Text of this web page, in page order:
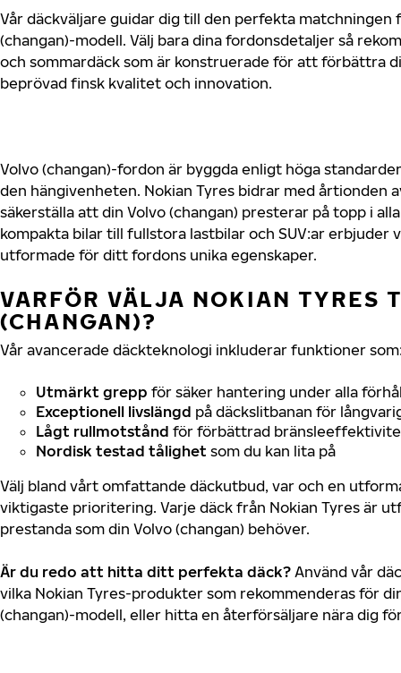
Vår däckväljare guidar dig till den perfekta matchningen
(changan)-modell. Välj bara dina fordonsdetaljer så
och sommardäck som är konstruerade för att förbättra
beprövad finsk kvalitet och innovation.
Volvo (changan)-fordon är byggda enligt höga
den hängivenheten. Nokian Tyres bidrar med årtionden
säkerställa att din Volvo (changan) presterar på topp i
kompakta bilar till fullstora lastbilar och SUV:ar erbjuder
utformade för ditt fordons unika egenskaper.
VARFÖR VÄLJA NOKIAN TYRES
(CHANGAN)?
Vår avancerade däckteknologi inkluderar funktioner
Utmärkt grepp för säker hantering under alla
Exceptionell livslängd på däckslitbanan för
Lågt rullmotstånd för förbättrad
Nordisk testad tålighet som du kan lita på
Välj bland vårt omfattande däckutbud, var och en
viktigaste prioritering. Varje däck från Nokian Tyres är
prestanda som din Volvo (changan) behöver.
Är du redo att hitta ditt perfekta däck? Använd vår
vilka Nokian Tyres-produkter som rekommenderas för
(changan)-modell, eller hitta en återförsäljare nära dig